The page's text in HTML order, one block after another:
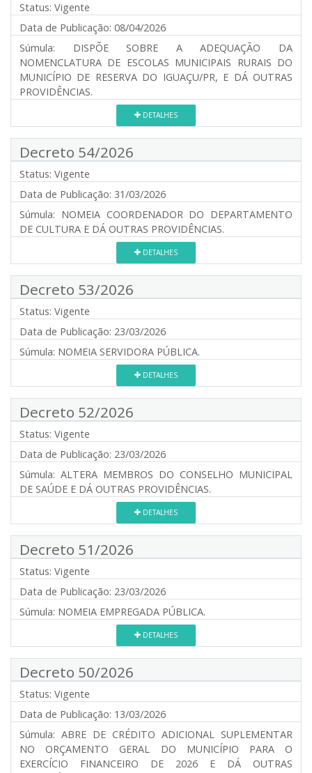
Status: Vigente
Data de Publicação: 08/04/2026
Súmula: DISPÕE SOBRE A ADEQUAÇÃO DA
NOMENCLATURA DE ESCOLAS MUNICIPAIS RURAIS DO
MUNICÍPIO DE RESERVA DO IGUAÇU/PR, E DÁ OUTRAS
PROVIDÊNCIAS.
DETALHES
Decreto 54/2026
Status: Vigente
Data de Publicação: 31/03/2026
Súmula: NOMEIA COORDENADOR DO DEPARTAMENTO
DE CULTURA E DÁ OUTRAS PROVIDÊNCIAS.
DETALHES
Decreto 53/2026
Status: Vigente
Data de Publicação: 23/03/2026
Súmula: NOMEIA SERVIDORA PÚBLICA.
DETALHES
Decreto 52/2026
Status: Vigente
Data de Publicação: 23/03/2026
Súmula: ALTERA MEMBROS DO CONSELHO MUNICIPAL
DE SAÚDE E DÁ OUTRAS PROVIDÊNCIAS.
DETALHES
Decreto 51/2026
Status: Vigente
Data de Publicação: 23/03/2026
Súmula: NOMEIA EMPREGADA PÚBLICA.
DETALHES
Decreto 50/2026
Status: Vigente
Data de Publicação: 13/03/2026
Súmula: ABRE DE CRÉDITO ADICIONAL SUPLEMENTAR
NO ORÇAMENTO GERAL DO MUNICÍPIO PARA O
EXERCÍCIO FINANCEIRO DE 2026 E DÁ OUTRAS